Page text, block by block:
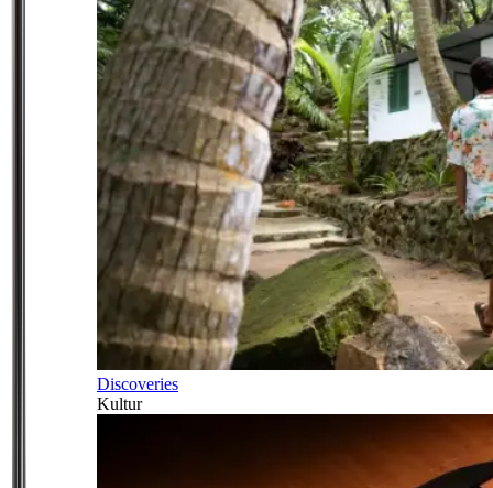
Discoveries
Kultur